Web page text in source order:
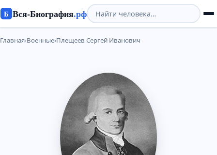
Б Вся-Биография.рф
Главная›Военные›Плещеев Сергей Иванович